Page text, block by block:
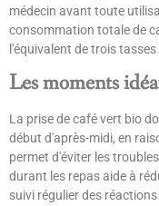
médecin avant toute
consommation totale de
l'équivalent de trois
Les moments
La prise de café vert bio
début d'après-midi, en
permet d'éviter les
durant les repas aide à
suivi régulier des